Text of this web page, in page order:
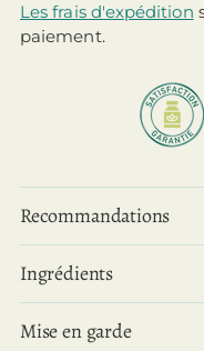
Les frais d'expédition
paiement.
Ajouter
un
à
votre
Recommandations
Ingrédients
Mise en garde